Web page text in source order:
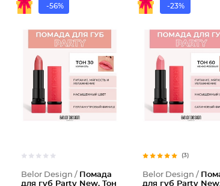
-56%
Помада
Belor Design / Помада
для губ Party New, Тон
-23%
(3)
Belor Design /
для губ Party